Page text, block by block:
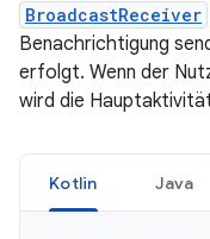
BroadcastReceiver
Benachrichtigung
erfolgt. Wenn der
wird die
Kotlin Java